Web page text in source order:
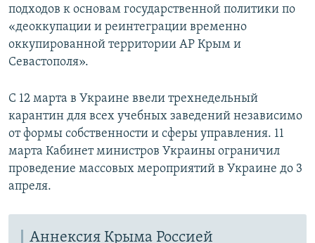
подходов к основам государственной политики по
«деоккупации и реинтеграции временно
оккупированной территории АР Крым и
Севастополя».
С 12 марта в Украине ввели трехнедельный
карантин для всех учебных заведений независимо
от формы собственности и сферы управления. 11
марта Кабинет министров Украины ограничил
проведение массовых мероприятий в Украине до 3
апреля.
Аннексия Крыма Россией